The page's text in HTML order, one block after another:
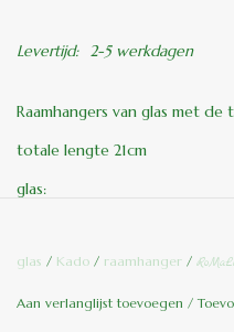
Levertijd: 2-5 werkdagen
Raamhangers van glas met
totale lengte 21cm
glas:
B: 40 cm
kleuren op foto’s kunnen in
glas / Kado / raamhanger /
Aan verlanglijst toevoegen /